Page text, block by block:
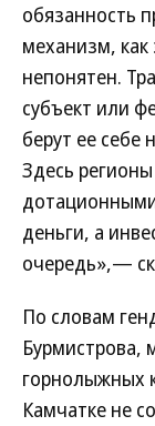
обязанность
механизм,
непонятен.
субъект или
берут ее
Здесь
деньги, а
очередь»,—
По словам
Бурмистрова,
горнолыжных
Камчатке не